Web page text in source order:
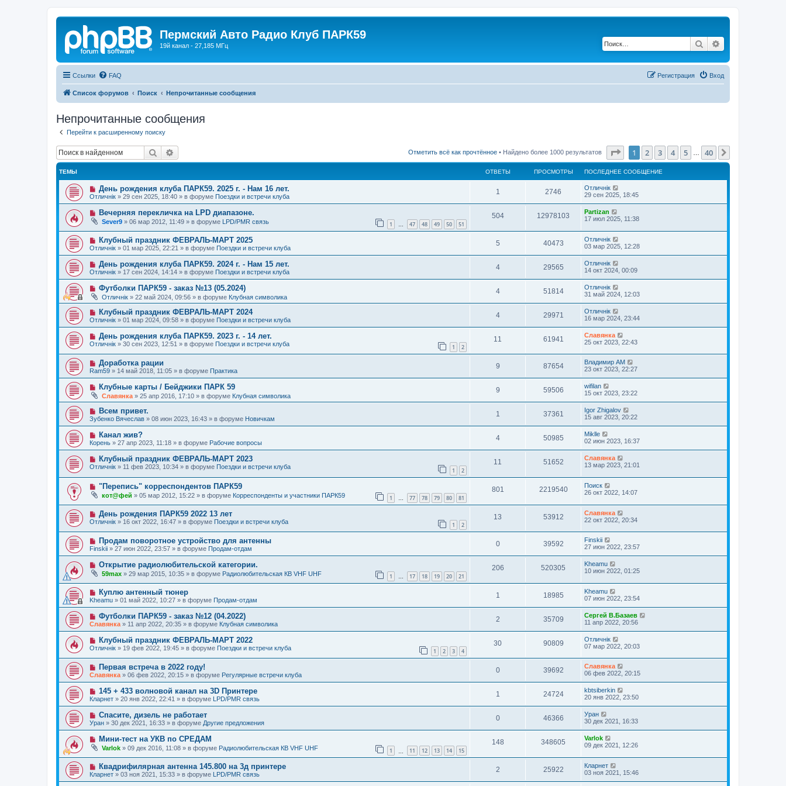
Пермский Авто Радио Клуб ПАРК59
19й канал - 27,185 МГц Поиск
Ссылки FAQ Вход
Регистрация
Список форумов Поиск Непрочитанные сообщения
Непрочитанные сообщения
Перейти к расширенному поиску
Поиск Отметить всё как прочтённое • Найдено более 1000 результатов Страница1 из 40
1 2 3 4 5 40
ТЕМЫ ОТВЕТЫ ПРОСМОТРЫ ПОСЛЕДНЕЕ СООБЩЕНИЕ
Н
о
в
о
е
с
о
б
щ
е
н
и
е
День рождения клуба ПАРК59. 2025 г. - Нам 16 лет.
Отличнiк » 29 сен 2025, 18:40 » в форуме Поездки и встречи клуба
1 2746
Отличнiк
29 сен 2025, 18:45
Н
в
о
е
с
б
щ
е
н
и
е
Вечерняя перекличка на LPD диапазоне.
Sever9 » 06 мар 2012, 11:49 » в форуме LPD/PMR связь 1 … 47 48 49 50 51
504 12978103
Partizan
17 июл 2025, 11:38
Н
о
в
е
с
о
о
б
щ
е
н
и
е
Клубный праздник ФЕВРАЛЬ-МАРТ 2025
Отличнiк » 01 мар 2025, 22:21 » в форуме Поездки и встречи клуба
5 40473
Отличнiк
03 мар 2025, 12:28
Н
о
в
е
с
о
б
щ
н
и
е
День рождения клуба ПАРК59. 2024 г. - Нам 15 лет.
Отличнiк » 17 сен 2024, 14:14 » в форуме Поездки и встречи клуба
4 29565
Отличнiк
14 окт 2024, 00:09
Н
в
о
е
с
о
о
б
е
н
и
е
Футболки ПАРК59 - заказ №13 (05.2024)
Отличнiк » 22 май 2024, 09:56 » в форуме Клубная символика
4 51814
Отличнiк
31 май 2024, 12:03
Н
о
в
е
с
о
б
щ
е
и
е
Клубный праздник ФЕВРАЛЬ-МАРТ 2024
Отличнiк » 01 мар 2024, 09:58 » в форуме Поездки и встречи клуба
4 29971
Отличнiк
16 мар 2024, 23:44
Н
о
в
о
е
с
о
о
б
щ
е
и
е
День рождения клуба ПАРК59. 2023 г. - 14 лет.
Отличнiк » 30 сен 2023, 12:51 » в форуме Поездки и встречи клуба 1 2
11 61941
Славянка
25 окт 2023, 22:43
Н
о
о
е
с
о
б
щ
е
н
и
е
Доработка рации
Ram59 » 14 май 2018, 11:05 » в форуме Практика
9 87654
Владимир АМ
23 окт 2023, 22:27
Н
в
о
е
с
о
б
щ
е
н
и
е
Клубные карты / Бейджики ПАРК 59
Славянка » 25 апр 2016, 17:10 » в форуме Клубная символика
9 59506
wifilan
15 окт 2023, 23:22
Н
о
о
е
с
о
б
е
н
и
Всем привет.
Зубенко Вячеслав » 08 июн 2023, 16:43 » в форуме Новичкам
1 37361
Igor Zhigalov
15 авг 2023, 20:22
Н
о
в
о
е
с
о
щ
е
и
е
Канал жив?
Корень » 27 апр 2023, 11:18 » в форуме Рабочие вопросы
4 50985
Miklle
02 июн 2023, 16:37
Н
о
о
е
с
о
о
б
щ
е
Клубный праздник ФЕВРАЛЬ-МАРТ 2023
Отличнiк » 11 фев 2023, 10:34 » в форуме Поездки и встречи клуба 1 2
11 51652
Славянка
13 мар 2023, 21:01
Н
в
о
е
с
о
щ
е
н
и
е
"Перепись" корреспондентов ПАРК59
кот@фей » 05 мар 2012, 15:22 » в форуме Корреспонденты и участники ПАРК59 1 … 77 78 79 80 81
801 2219540
Поиск
26 окт 2022, 14:07
Н
о
в
о
с
о
о
б
щ
е
н
и
е
День рождения ПАРК59 2022 13 лет
Отличнiк » 16 окт 2022, 16:47 » в форуме Поездки и встречи клуба 1 2
13 53912
Славянка
22 окт 2022, 20:34
Н
о
е
с
о
б
щ
е
н
и
е
Продам поворотное устройство для антенны
Finskii » 27 июн 2022, 23:57 » в форуме Продам-отдам
0 39592
Finskii
27 июн 2022, 23:57
Н
в
о
с
о
б
щ
е
и
Открытие радиолюбительской категории.
59max » 29 мар 2015, 10:35 » в форуме Радиолюбительская КВ VHF UHF 1 … 17 18 19 20 21
206 520305
Kheamu
10 июн 2022, 01:25
Н
о
в
е
с
о
б
е
и
е
Куплю антенный тюнер
Kheamu » 01 май 2022, 10:27 » в форуме Продам-отдам
1 18985
Kheamu
07 июн 2022, 23:54
Н
о
в
о
е
с
о
о
б
щ
е
н
и
е
Футболки ПАРК59 - заказ №12 (04.2022)
Славянка » 11 апр 2022, 20:35 » в форуме Клубная символика
2 35709
Сергей В.Базаев
11 апр 2022, 20:56
Н
о
в
о
с
о
о
б
щ
е
н
и
е
Клубный праздник ФЕВРАЛЬ-МАРТ 2022
Отличнiк » 19 фев 2022, 19:45 » в форуме Поездки и встречи клуба 1 2 3 4
30 90809
Отличнiк
07 мар 2022, 20:03
Н
о
о
е
с
о
о
б
щ
е
н
и
е
Первая встреча в 2022 году!
Славянка» 06 фев 2022, 20:15 » в форуме Регулярные встречи клуба
0 39692
Славянка
06 фев 2022, 20:15
Н
о
о
е
с
о
б
щ
е
и
е
145 + 433 волновой канал на 3D Принтере
Кларнет » 20 янв 2022, 22:41 » в форуме LPD/PMR связь
1 24724
kbtsiberkin
20 янв 2022, 23:50
Н
о
о
е
с
о
о
б
щ
е
Спасите, дизель не работает
Уран » 30 дек 2021, 16:33 » в форуме Другие предложения
0 46366
Уран
30 дек 2021, 16:33
Н
о
в
о
с
о
Мини-тест на УКВ по СРЕДАМ
Varlok » 09 дек 2016, 11:08 » в форуме Радиолюбительская КВ VHF UHF 1 11 12 13 14 15
148 348605
Varlok
09 дек 2021, 12:26
Н
о
в
Квадрифилярная антенна 145.800 на 3д принтере
Кларнет » 03 ноя 2021, 15:33 » в форуме LPD/PMR связь
2 25922
Кларнет
03 ноя 2021, 15:46